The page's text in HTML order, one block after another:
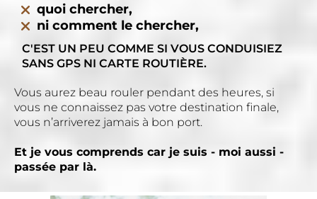
quoi chercher,
ni comment le chercher,
C'EST UN PEU COMME SI VOUS CONDUISIEZ
SANS GPS NI CARTE ROUTIÈRE.
Vous aurez beau rouler pendant des heures, si
vous ne connaissez pas votre destination finale,
vous n’arriverez jamais à bon port.
Et je vous comprends car je suis - moi aussi -
passée par là.